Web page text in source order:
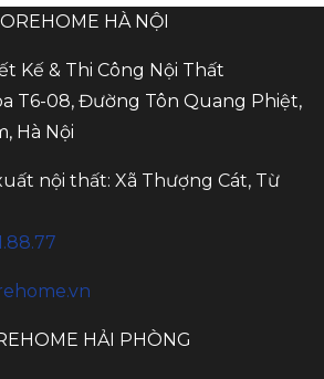
HÀ NỘI
Kế & Thi Công Nội Thất
T6-08, Đường Tôn Quang Phiệt,
Hà Nội
nội thất: Xã Thượng Cát, Từ
HẢI PHÒNG